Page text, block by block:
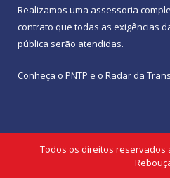
Realizamos uma assessoria
contrato que todas as exigências
pública serão atendidas.
Conheça o PNTP e o Radar da
Todos os direitos reservados